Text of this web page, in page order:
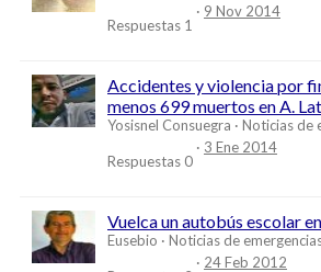
Respuestas 1
9 Nov 2014
Accidentes y violencia por
menos 699 muertos en A.
Yosisnel Consuegra Noticias de
Respuestas 0
3 Ene 2014
Vuelca un autobús escolar
Eusebio Noticias de
24 Feb 2012